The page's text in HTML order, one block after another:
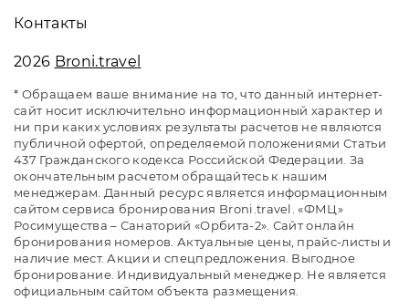
Контакты
2026 Broni.travel
* Обращаем ваше внимание на то, что данный интернет-
сайт носит исключительно информационный характер и
ни при каких условиях результаты расчетов не являются
публичной офертой, определяемой положениями Статьи
437 Гражданского кодекса Российской Федерации. За
окончательным расчетом обращайтесь к нашим
менеджерам. Данный ресурс является информационным
сайтом сервиса бронирования Broni.travel. «ФМЦ»
Росимущества – Санаторий «Орбита-2». Сайт онлайн
бронирования номеров. Актуальные цены, прайс-листы и
наличие мест. Акции и спецпредложения. Выгодное
бронирование. Индивидуальный менеджер. Не является
официальным сайтом объекта размещения.